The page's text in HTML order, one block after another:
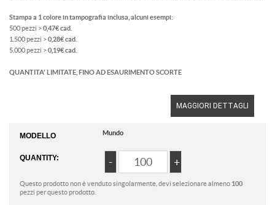
Stampa a 1 colore in tampografia inclusa, alcuni esempi:
500 pezzi >0,47€ cad.
1.500 pezzi >0,28€ cad.
5.000 pezzi >0,19€ cad.
QUANTITA' LIMITATE, FINO AD ESAURIMENTO SCORTE
MAGGIORI DETTAGLI
MODELLO Mundo
QUANTITY:
Questo prodotto non è venduto singolarmente, devi selezionare almeno 100
pezzi per questo prodotto.